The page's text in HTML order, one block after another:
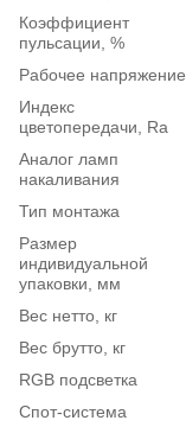
Коэффициент
пульсации, %
Рабочее напряжение
Индекс
цветопередачи, Ra
Аналог ламп
накаливания
Тип монтажа
Размер
индивидуальной
упаковки, мм
Вес нетто, кг
Вес брутто, кг
RGB подсветка
Спот-система